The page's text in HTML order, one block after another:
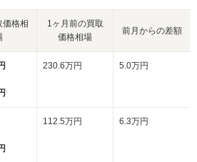
価格相
1ヶ月前の買取
価格相場
前月からの差額
230.6万円 5.0万円
112.5万円 6.3万円